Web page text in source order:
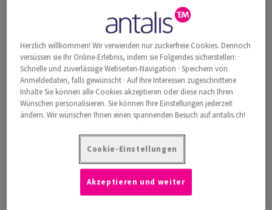
#645146
LIEFERBAR AB 10/08/2026
Bogen
− +
Alpinacoat Gloss weiss uneingeriest 70g/m2 1000x700 BB
CHF 530.34
AB
CHF 329.27
pro 1'000 Bogen
Herzlich willkommen! Wir verwenden nur zuckerfreie Cookies. Dennoch
versüssen sie Ihr Online-Erlebnis, indem sie Folgendes sicherstellen: ·
Schnelle und zuverlässige Webseiten-Navigation · Speichern von
Anmeldedaten, falls gewünscht · Auf Ihre Interessen zugeschnittene
Inhalte Sie können alle Cookies akzeptieren oder diese nach Ihren
Wünschen personalisieren. Sie können Ihre Einstellungen jederzeit
ändern. Wir wünschen Ihnen einen spannenden Besuch auf antalis.ch!
Cookie-Einstellungen
Akzeptieren und weiter